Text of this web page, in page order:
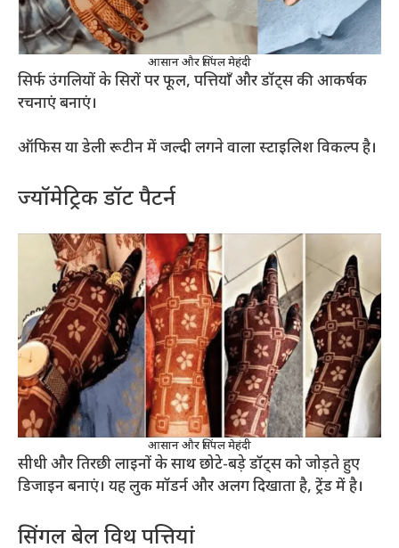
आसान और सिंपल मेहंदी
सिर्फ उंगलियों के सिरों पर फूल, पत्तियाँ और डॉट्स की आकर्षक
रचनाएं बनाएं।
ऑफिस या डेली रूटीन में जल्दी लगने वाला स्टाइलिश विकल्प है।
ज्यॉमेट्रिक डॉट पैटर्न
आसान और सिंपल मेहंदी
सीधी और तिरछी लाइनों के साथ छोटे-बड़े डॉट्स को जोड़ते हुए
डिजाइन बनाएं। यह लुक मॉडर्न और अलग दिखाता है, ट्रेंड में है।
सिंगल बेल विथ पत्तियां